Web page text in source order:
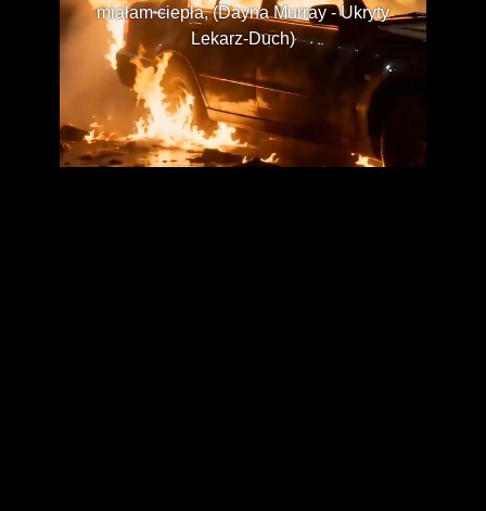
miałam ciepła, (Dayna Murray - Ukryty
Lekarz-Duch)